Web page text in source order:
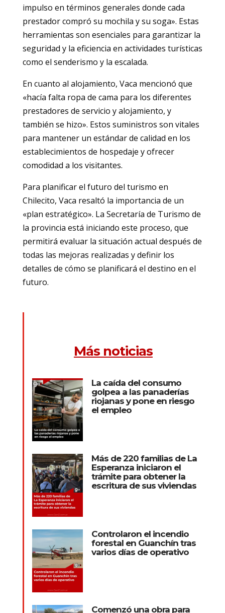
impulso en términos generales donde cada
prestador compró su mochila y su soga». Estas
herramientas son esenciales para garantizar la
seguridad y la eficiencia en actividades turísticas
como el senderismo y la escalada.
En cuanto al alojamiento, Vaca mencionó que
«hacía falta ropa de cama para los diferentes
prestadores de servicio y alojamiento, y
también se hizo». Estos suministros son vitales
para mantener un estándar de calidad en los
establecimientos de hospedaje y ofrecer
comodidad a los visitantes.
Para planificar el futuro del turismo en
Chilecito, Vaca resaltó la importancia de un
«plan estratégico». La Secretaría de Turismo de
la provincia está iniciando este proceso, que
permitirá evaluar la situación actual después de
todas las mejoras realizadas y definir los
detalles de cómo se planificará el destino en el
futuro.
Más noticias
La caída del consumo
golpea a las panaderías
riojanas y pone en riesgo
el empleo
Más de 220 familias de La
Esperanza iniciaron el
trámite para obtener la
escritura de sus viviendas
Controlaron el incendio
forestal en Guanchín tras
varios días de operativo
Comenzó una obra para